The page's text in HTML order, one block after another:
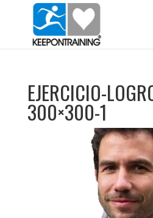
EJERCICIO-
300×300-1